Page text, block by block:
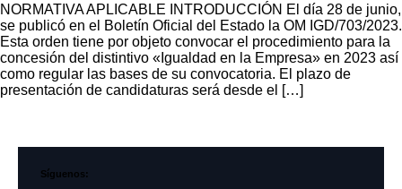
NORMATIVA APLICABLE INTRODUCCIÓN El día 28 de junio,
se publicó en el Boletín Oficial del Estado la OM IGD/703/2023.
Esta orden tiene por objeto convocar el procedimiento para la
concesión del distintivo «Igualdad en la Empresa» en 2023 así
como regular las bases de su convocatoria. El plazo de
presentación de candidaturas será desde el […]
Síguenos: